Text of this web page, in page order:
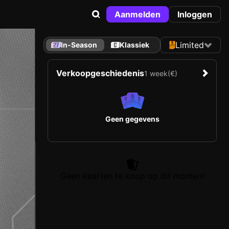
Aanmelden Inloggen
In-Season Klassiek Limited
Verkoopgeschiedenis1 week(€)
Geen gegevens